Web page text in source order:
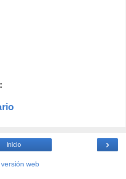
›
Inicio
web